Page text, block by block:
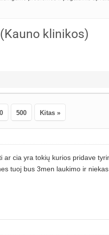
klinikos)
500 Kitas »
ar cia yra tokių kurios pridave
tuoj bus 3men laukimo ir niekas